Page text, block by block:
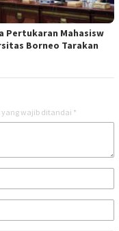
Pertukaran Mahasisw
Borneo Tarakan
yang wajib ditandai *